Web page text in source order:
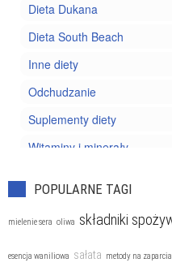
Dieta Dukana
Dieta South Beach
Inne diety
Odchudzanie
Suplementy diety
Witaminy i minerały
POPULARNE TAGI
mielenie sera oliwa składniki
esencja waniliowa sałata metody na